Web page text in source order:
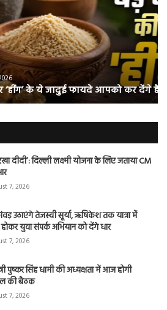
फायदे आपको कर देंगे हैरान
कि
हो
हैं
दीदी’: दिल्ली लक्ष्मी योजना के लिए जताया CM
7, 2026
उठाएंगे तेजस्वी सूर्या, ऋषिकेश तक यात्रा में
युवा संपर्क अभियान को देंगे धार
7, 2026
पुष्कर सिंह धामी की अध्यक्षता में आज होगी
की बैठक
7, 2026